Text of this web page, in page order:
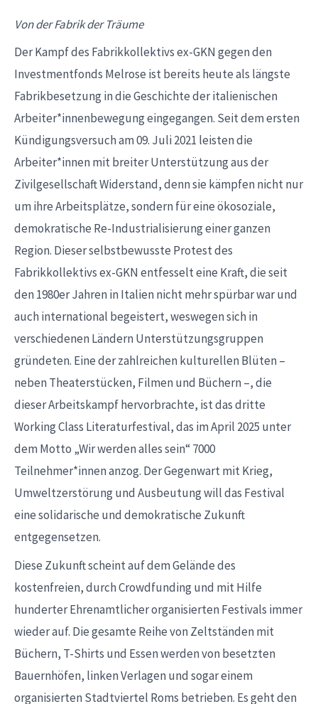
Von der Fabrik der Träume
Der Kampf des Fabrikkollektivs ex-GKN gegen den
Investmentfonds Melrose ist bereits heute als längste
Fabrikbesetzung in die Geschichte der italienischen
Arbeiter*innenbewegung eingegangen. Seit dem ersten
Kündigungsversuch am 09. Juli 2021 leisten die
Arbeiter*innen mit breiter Unterstützung aus der
Zivilgesellschaft Widerstand, denn sie kämpfen nicht nur
um ihre Arbeitsplätze, sondern für eine ökosoziale,
demokratische Re-Industrialisierung einer ganzen
Region. Dieser selbstbewusste Protest des
Fabrikkollektivs ex-GKN entfesselt eine Kraft, die seit
den 1980er Jahren in Italien nicht mehr spürbar war und
auch international begeistert, weswegen sich in
verschiedenen Ländern Unterstützungsgruppen
gründeten. Eine der zahlreichen kulturellen Blüten –
neben Theaterstücken, Filmen und Büchern –, die
dieser Arbeitskampf hervorbrachte, ist das dritte
Working Class Literaturfestival, das im April 2025 unter
dem Motto „Wir werden alles sein“ 7000
Teilnehmer*innen anzog. Der Gegenwart mit Krieg,
Umweltzerstörung und Ausbeutung will das Festival
eine solidarische und demokratische Zukunft
entgegensetzen.
Diese Zukunft scheint auf dem Gelände des
kostenfreien, durch Crowdfunding und mit Hilfe
hunderter Ehrenamtlicher organisierten Festivals immer
wieder auf. Die gesamte Reihe von Zeltständen mit
Büchern, T-Shirts und Essen werden von besetzten
Bauernhöfen, linken Verlagen und sogar einem
organisierten Stadtviertel Roms betrieben. Es geht den